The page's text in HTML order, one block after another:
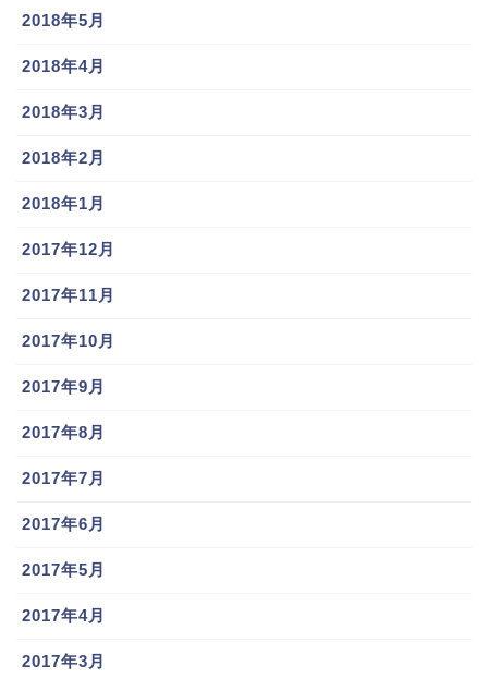
2018年5月
2018年4月
2018年3月
2018年2月
2018年1月
2017年12月
2017年11月
2017年10月
2017年9月
2017年8月
2017年7月
2017年6月
2017年5月
2017年4月
2017年3月